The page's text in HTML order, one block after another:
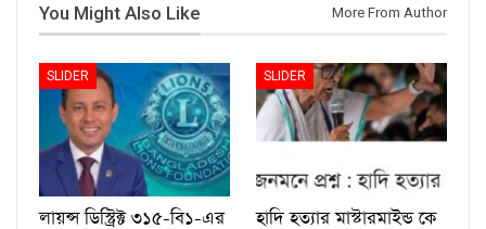
You Might Also Like More From Author
SLIDER
লায়ন্স ডিস্ট্রিক্ট ৩১৫-বি১-এর
SLIDER
হাদি হত্যার মাস্টারমাইন্ড কে